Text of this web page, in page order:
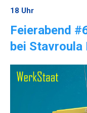
18 Uhr
Feierabend
bei Stavroula